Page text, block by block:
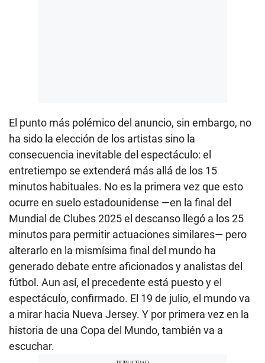
El punto más polémico del anuncio, sin embargo, no
ha sido la elección de los artistas sino la
consecuencia inevitable del espectáculo: el
entretiempo se extenderá más allá de los 15
minutos habituales. No es la primera vez que esto
ocurre en suelo estadounidense —en la final del
Mundial de Clubes 2025 el descanso llegó a los 25
minutos para permitir actuaciones similares— pero
alterarlo en la mismísima final del mundo ha
generado debate entre aficionados y analistas del
fútbol. Aun así, el precedente está puesto y el
espectáculo, confirmado. El 19 de julio, el mundo va
a mirar hacia Nueva Jersey. Y por primera vez en la
historia de una Copa del Mundo, también va a
escuchar.